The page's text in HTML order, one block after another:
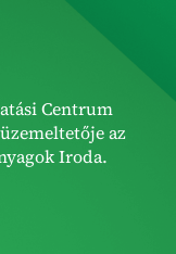
Centrum
az
Iroda.